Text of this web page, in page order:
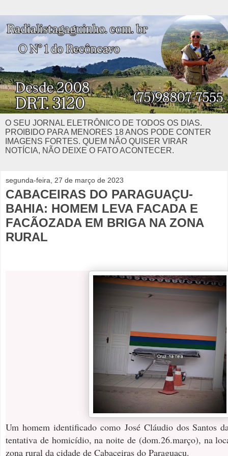
O SEU JORNAL ELETRÔNICO DE TODOS OS DIAS.
PROIBIDO PARA MENORES 18 ANOS PODE CONTER
IMAGENS FORTES. QUEM NÃO QUISER VIRAR
NOTÍCIA, NÃO DEIXE O FATO ACONTECER.
segunda-feira, 27 de março de 2023
CABACEIRAS DO PARAGUAÇU-
BAHIA: HOMEM LEVA FACADA E
FACÃOZADA EM BRIGA NA ZONA
RURAL
Um homem identificado como José Cláudio dos Santos
tentativa de homicídio, na noite de (dom.26.março), na
zona rural da cidade de Cabaceiras do Paraguaçu.